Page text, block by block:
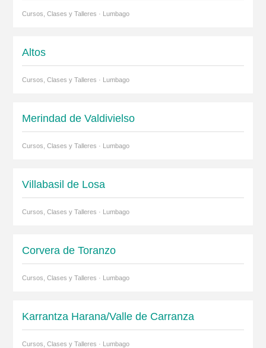
Cursos, Clases y Talleres · Lumbago
Altos
Cursos, Clases y Talleres · Lumbago
Merindad de Valdivielso
Cursos, Clases y Talleres · Lumbago
Villabasil de Losa
Cursos, Clases y Talleres · Lumbago
Corvera de Toranzo
Cursos, Clases y Talleres · Lumbago
Karrantza Harana/Valle de Carranza
Cursos, Clases y Talleres · Lumbago